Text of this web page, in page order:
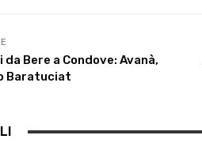
Bere a Condove: Avanà,
Baratuciat